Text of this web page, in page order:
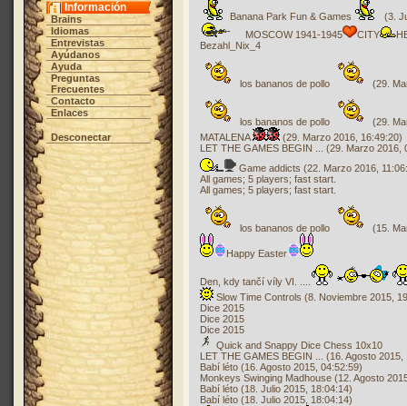
Información
Brains
Idiomas
Entrevistas
Ayúdanos
Ayuda
Preguntas
Frecuentes
Contacto
Enlaces
Desconectar
Banana Park Fun & Games
(3.
MOSCOW 1941-1945
CITY
Bezahl_Nix_4
los bananos de pollo (29.
los bananos de pollo
(29.
MATALENA
(29. Marzo 2016, 16:49:20)
LET THE GAMES BEGIN ... (29. Marzo 2016,
Game addicts (22. Marzo 2016,
All games; 5 players; fast start.
All games; 5 players; fast start.
los bananos de pollo (15.
Happy Easter
Den, kdy tančí víly VI. ....
Slow Time Controls (8. Noviembre 2015,
Dice 2015
Dice 2015
Dice 2015
Quick and Snappy Dice Chess 10x10
LET THE GAMES BEGIN ... (16. Agosto 2015,
Babí léto (16. Agosto 2015, 04:52:59)
Monkeys Swinging Madhouse (12. Agosto
Babí léto (18. Julio 2015, 18:04:14)
Babí léto (18. Julio 2015, 18:04:14)